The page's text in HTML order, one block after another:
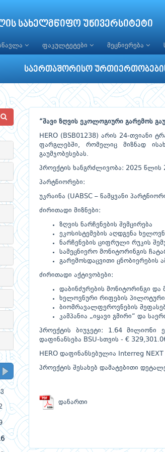
სახელმწიფო უნივერსიტეტი
ფაკულტეტები მეცნიერება
საერთაშორისო
“შავი ზღვის ეკოლოგიური გარემოს
HERO (BSB01238) არის 24-თვიანი
ფარგლებში, რომელიც მიზნად
გაუმჯობესებას.
პროექტის ხანგრძლივობა: 2025 წლის
პარტნიორები:
უკრაინა (UABSC – წამყვანი
ძირითადი მიზნები:
ზღვის ნარჩენების შემცირება
ეკოსისტემების აღდგენა
ნარჩენების ციფრული რუკის
სამეცნიერო მონიტორინგის
გარემოსდაცვითი ცნობიერების
ძირითადი აქტივობები:
დაბინძურების მონიტორინგი და
ხელოვნური რიფების პილოტური
ბიომრავალფეროვნების
კამპანია „იყავი გმირი“ და
პროექტის ბიუჯეტი: 1.64 მილიონი
დაფინანსება BSU-სთვის - €
HERO დაფინანსებულია Interreg
პროექტის შესახებ დამატებითი
დანართი